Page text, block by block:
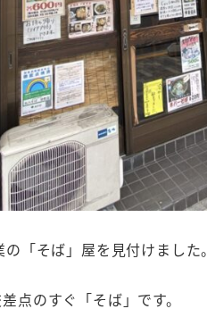
「そば」屋を見付けました。
点のすぐ「そば」です。